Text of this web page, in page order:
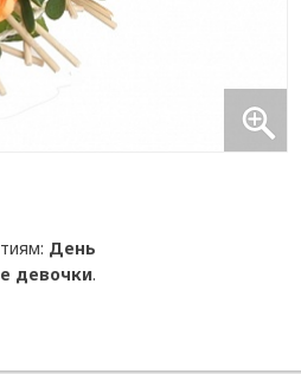
День
девочки.